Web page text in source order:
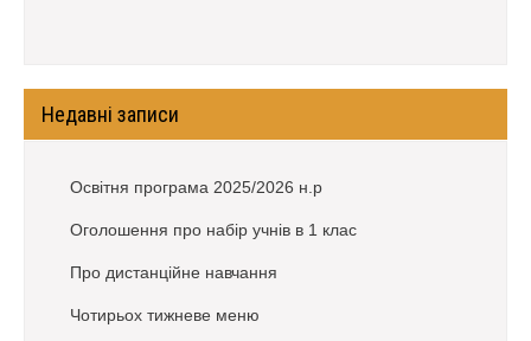
Недавні записи
Освітня програма 2025/2026 н.р
Оголошення про набір учнів в 1 клас
Про дистанційне навчання
Чотирьох тижневе меню